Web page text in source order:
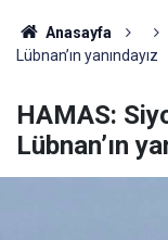
Anasayfa
Lübnan’ın yanındayız
HAMAS:
Lübnan’ın